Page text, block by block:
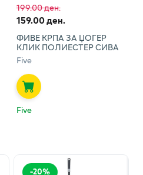
199.00 ден.
159.00 ден.
ФИВЕ КРПА ЗА ЏОГЕР
КЛИК ПОЛИЕСТЕР СИВА
Five
Five
-20%